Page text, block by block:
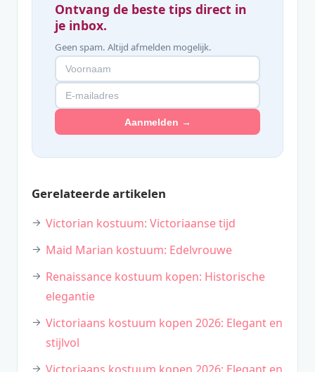
Ontvang de beste tips direct in
je inbox.
Geen spam. Altijd afmelden mogelijk.
Aanmelden →
Gerelateerde artikelen
Victorian kostuum: Victoriaanse tijd
Maid Marian kostuum: Edelvrouwe
Renaissance kostuum kopen: Historische
elegantie
Victoriaans kostuum kopen 2026: Elegant en
stijlvol